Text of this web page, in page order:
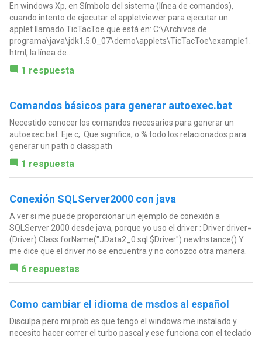
En windows Xp, en Símbolo del sistema (línea de comandos),
cuando intento de ejecutar el appletviewer para ejecutar un
applet llamado TicTacToe que está en: C:\Archivos de
programa\java\jdk1.5.0_07\demo\applets\TicTacToe\example1.
html, la línea de...
1 respuesta
Comandos básicos para generar autoexec.bat
Necestido conocer los comandos necesarios para generar un
autoexec.bat. Eje c;. Que significa, o % todo los relacionados para
generar un path o classpath
1 respuesta
Conexión SQLServer2000 con java
A ver si me puede proporcionar un ejemplo de conexión a
SQLServer 2000 desde java, porque yo uso el driver : Driver driver=
(Driver) Class.forName("JData2_0.sql.$Driver").newInstance() Y
me dice que el driver no se encuentra y no conozco otra manera.
6 respuestas
Como cambiar el idioma de msdos al español
Disculpa pero mi prob es que tengo el windows me instalado y
necesito hacer correr el turbo pascal y ese funciona con el teclado